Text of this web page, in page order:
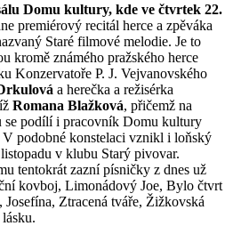
Domu kultury, kde ve čtvrtek 22.
premiérový recitál herce a zpěváka
Staré filmové melodie. Je to
kromě známého pražského herce
Konzervatoře P. J. Vejvanovského
a herečka a režisérka
Romana Blažková, přičemž na
se podílí i pracovník Domu kultury
V podobné konstelaci vznikl i loňský
v klubu Starý pivovar.
tentokrát zazní písničky z dnes už
kovboj, Limonádový Joe, Bylo čtvrt
Ztracená tváře, Žižkovská